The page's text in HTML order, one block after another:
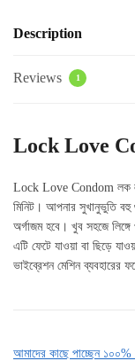
Description
Reviews 1
Lock Love
Lock Love Condom লক
মিনিট। আপনার সুখানুভুতি বহু
অর্গাজম হবে। খুব সহজে লিঙ্গে
এটি ফেটে যাওয়া বা ছিড়ে
ভাইব্রেশন মেশিন ব্যবহারের
আমাদের কাছে পাচ্ছেন ১০০%